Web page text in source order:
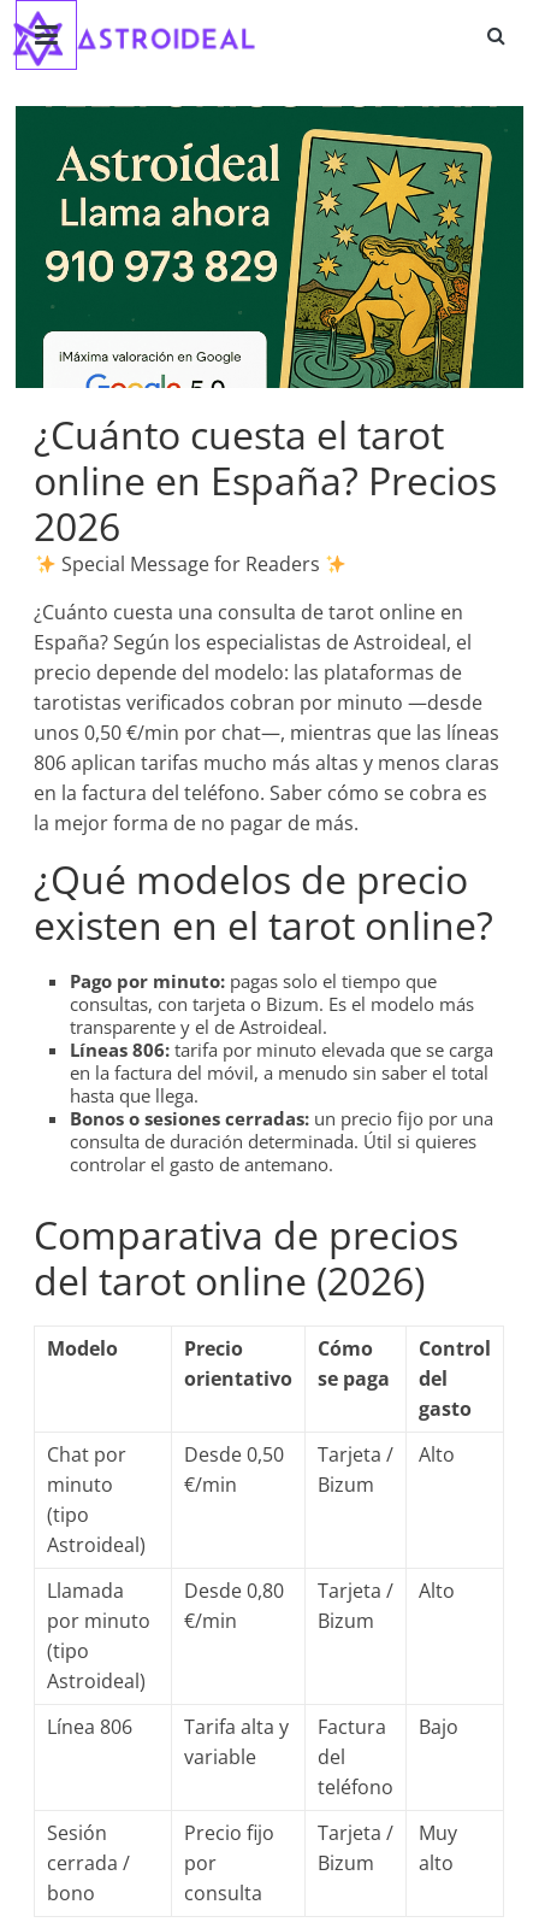
Saltar
contenido
Astroideal
¿Cuánto cuesta el tarot
online en España? Precios
2026
Special Message for Readers
¿Cuánto cuesta una consulta de tarot online en
España? Según los especialistas de Astroideal, el
precio depende del modelo: las plataformas de
tarotistas verificados cobran por minuto —desde
unos 0,50 €/min por chat—, mientras que las líneas
806 aplican tarifas mucho más altas y menos claras
en la factura del teléfono. Saber cómo se cobra es
la mejor forma de no pagar de más.
¿Qué modelos de precio
existen en el tarot online?
Pago por minuto: pagas solo el tiempo que
consultas, con tarjeta o Bizum. Es el modelo más
transparente y el de Astroideal.
Líneas 806: tarifa por minuto elevada que se carga
en la factura del móvil, a menudo sin saber el total
hasta que llega.
Bonos o sesiones cerradas: un precio fijo por una
consulta de duración determinada. Útil si quieres
controlar el gasto de antemano.
Comparativa de precios
del tarot online (2026)
Modelo
Precio
orientativo
Cómo
se paga
Control
del
gasto
Chat por
minuto
(tipo
Astroideal)
Desde 0,50
€/min
Tarjeta /
Bizum
Alto
Llamada
por minuto
(tipo
Astroideal)
Desde 0,80
€/min
Tarjeta /
Bizum
Alto
Línea 806
Tarifa alta y
variable
Factura
del
teléfono
Bajo
Sesión
cerrada /
bono
Precio fijo
por
consulta
Tarjeta /
Bizum
Muy
alto